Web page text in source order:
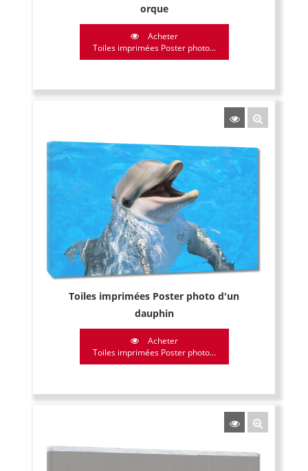
orque
Acheter
Toiles imprimées Poster photo...
Toiles imprimées Poster photo d'un
dauphin
Acheter
Toiles imprimées Poster photo...